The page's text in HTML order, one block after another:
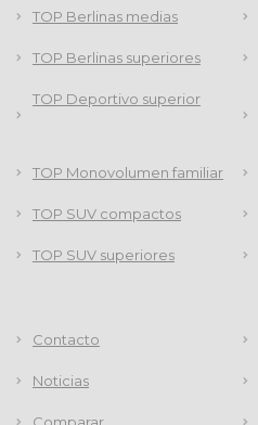
TOP Berlinas medias
TOP Berlinas superiores
TOP Deportivo superior
TOP Monovolumen familiar
TOP SUV compactos
TOP SUV superiores
Contacto
Noticias